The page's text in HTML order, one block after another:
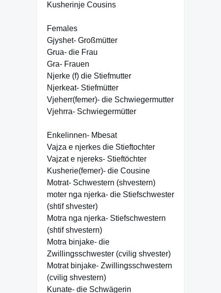
Kusherinje Cousins
Females
Gjyshet- Großmütter
Grua- die Frau
Gra- Frauen
Njerke (f) die Stiefmutter
Njerkeat- Stiefmütter
Vjeherr(femer)- die Schwiegermutter
Vjehrra- Schwiegermütter
Enkelinnen- Mbesat
Vajza e njerkes die Stieftochter
Vajzat e njereks- Stieftöchter
Kusherie(femer)- die Cousine
Motrat- Schwestern (shvestern)
moter nga njerka- die Stiefschwester
(shtif shvester)
Motra nga njerka- Stiefschwestern
(shtif shvestern)
Motra binjake- die
Zwillingsschwester (cvilig shvester)
Motrat binjake- Zwillingsschwestern
(cvilig shvestern)
Kunate- die Schwägerin